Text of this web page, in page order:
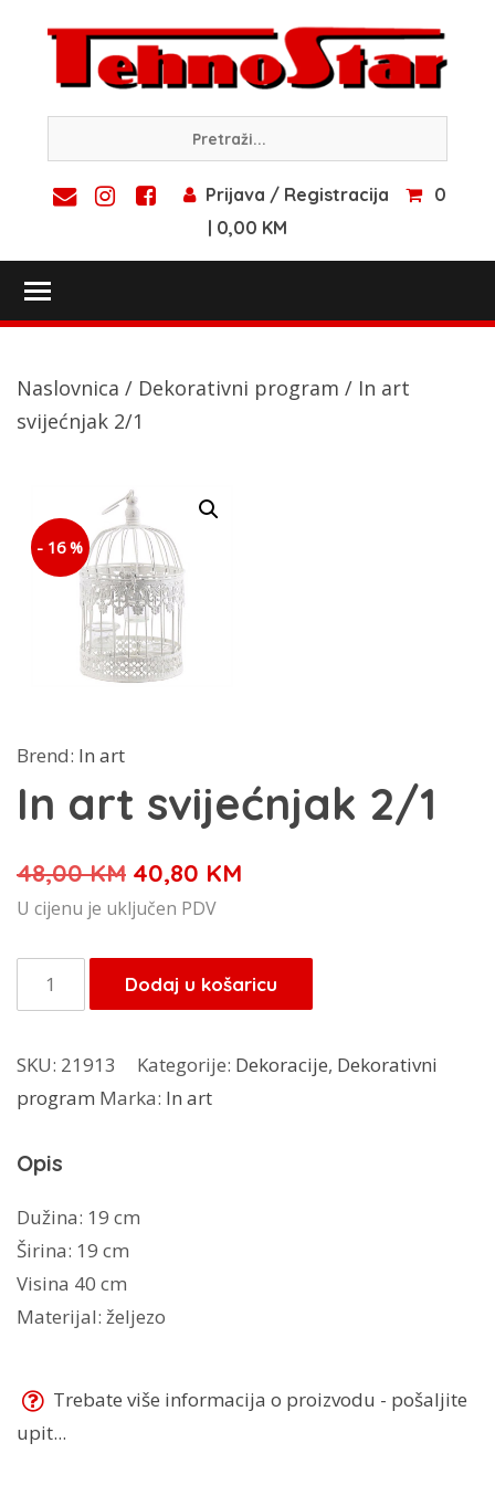
content
Prijava / Registracija
0
| 0,00 KM
Naslovnica / Dekorativni program / In art
svijećnjak 2/1
- 16 %
Brend: In art
In art svijećnjak 2/1
48,00KM Izvorna
cijena
je:
48,00 KM.
40,80 KM
40,80 KM.
U cijenu je uključen PDV
art
2/1
količina
Dodaj u košaricu
SKU: 21913 Kategorije: Dekoracije, Dekorativni
program Marka: In art
Opis
Dužina: 19 cm
Širina: 19 cm
Visina 40 cm
Materijal: željezo
Trebate više informacija o proizvodu - pošaljite
upit...